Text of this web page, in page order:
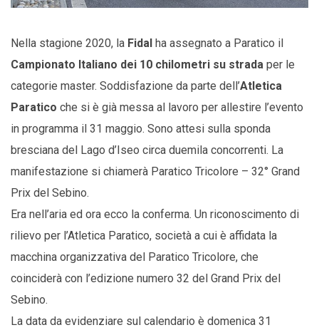
Nella stagione 2020, la Fidal ha assegnato a Paratico il
Campionato Italiano dei 10 chilometri su strada per le
categorie master. Soddisfazione da parte dell’Atletica
Paratico che si è già messa al lavoro per allestire l’evento
in programma il 31 maggio. Sono attesi sulla sponda
bresciana del Lago d’Iseo circa duemila concorrenti. La
manifestazione si chiamerà Paratico Tricolore – 32° Grand
Prix del Sebino.
Era nell’aria ed ora ecco la conferma. Un riconoscimento di
rilievo per l’Atletica Paratico, società a cui è affidata la
macchina organizzativa del Paratico Tricolore, che
coinciderà con l’edizione numero 32 del Grand Prix del
Sebino.
La data da evidenziare sul calendario è domenica 31